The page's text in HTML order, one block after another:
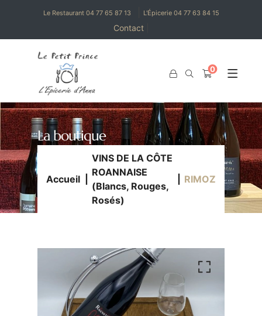
Le Restaurant 04 77 65 87 13 L'Épicerie 04 77 63 84 15
Contact
0
La boutique
Accueil
VINS DE LA CÔTE
ROANNAISE
(Blancs, Rouges,
Rosés)
RIMOZ